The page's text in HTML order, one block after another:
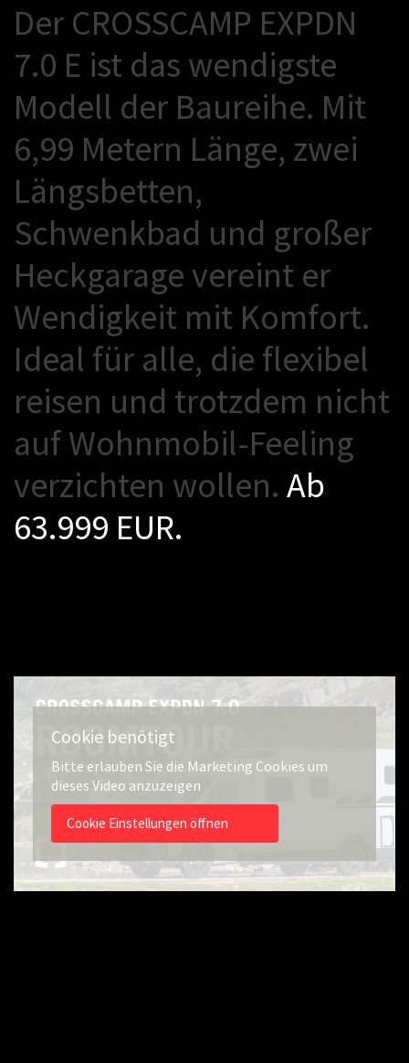
Der CROSSCAMP EXPDN
7.0 E ist das wendigste
Modell der Baureihe. Mit
6,99 Metern Länge, zwei
Längsbetten,
Schwenkbad und großer
Heckgaragevereint er
Wendigkeit mit Komfort.
Ideal für alle, die flexibel
reisen und trotzdem nicht
aufWohnmobil-Feeling
verzichten wollen. Ab
63.999 EUR.
Cookie benötigt
Bitte erlauben Sie die Marketing Cookies um
dieses Video anzuzeigen
Cookie Einstellungen öffnen